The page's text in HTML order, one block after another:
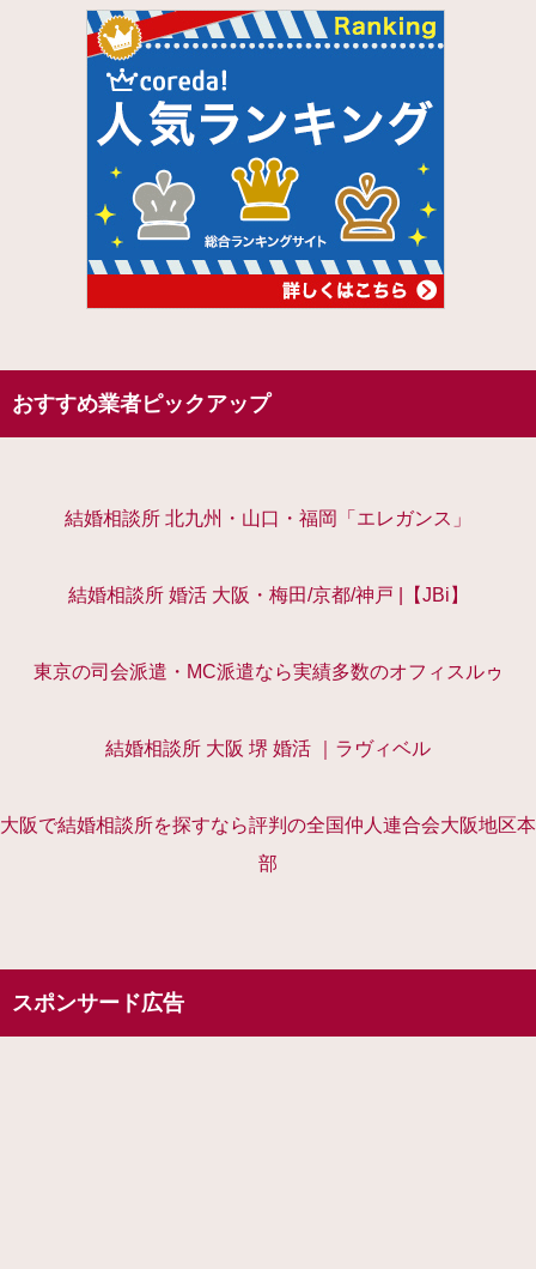
おすすめ業者ピックアップ
結婚相談所 北九州・山口・福岡「エレガンス」
結婚相談所 婚活 大阪・梅田/京都/神戸 |【JBi】
東京の司会派遣・MC派遣なら実績多数のオフィスルゥ
結婚相談所 大阪 堺 婚活 ｜ラヴィベル
大阪で結婚相談所を探すなら評判の全国仲人連合会大阪地区本
部
スポンサード広告